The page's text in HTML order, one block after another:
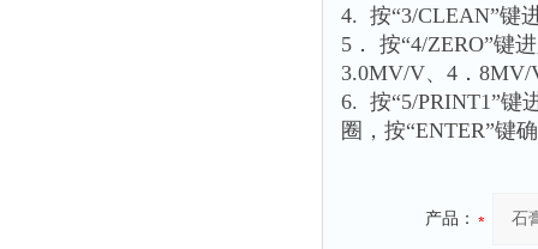
4. 按“3/CLEAN”键
5． 按“4/ZERO”键
3.0MV/V、4．8MV/
6. 按“5/PRINT1”键
圈，按“ENTER”键
产品：